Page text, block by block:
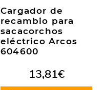
Cargador de
recambio para
sacacorchos
eléctrico Arcos
604600
13,81€